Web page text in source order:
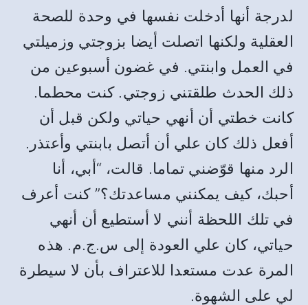
لدرجة أنها أدخلت نفسها في وحدة للصحة
العقلية ولكنها اتصلت أيضا بزوجتي وزميلتي
في العمل وابنتي. في غضون أسبوعين من
ذلك الحدث طلقتني زوجتي. كنت محطما.
كانت خطتي أن أنهي حياتي ولكن قبل أن
أفعل ذلك كان علي أن أتصل بابنتي وأعتذر.
الرد منها قوّضني تماما. قالت، “أبي، أنا
أحبك، كيف يمكنني مساعدتك؟” كنت أعرف
في تلك اللحظة أنني لا أستطيع أن أنهي
حياتي، كان علي العودة إلى س.ج.م. هذه
المرة عدت مستعدا للاعتراف بأن لا سيطرة
لي على الشهوة.